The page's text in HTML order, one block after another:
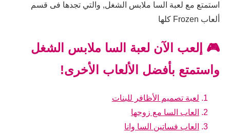
استمتع مع لعبة السا ملابس الشغل, والتي تجدها فى قسم
ألعاب Frozen كلها
🎮 إلعب الآن لعبة السا ملابس الشغل
واستمتع بأفضل الألعاب الأخرى!
لعبة تصميم الأظافر للبنات
العاب السا مع زوجها
العاب فساتين السا وانا